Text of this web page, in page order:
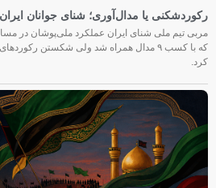
رکوردشکنی یا مدال‌آوری؛ شنای جوانان ایران
مربی تیم ملی شنای ایران عملکرد ملی‌پوشان در
که با کسب ۹ مدال همراه شد ولی شکستن
کرد.